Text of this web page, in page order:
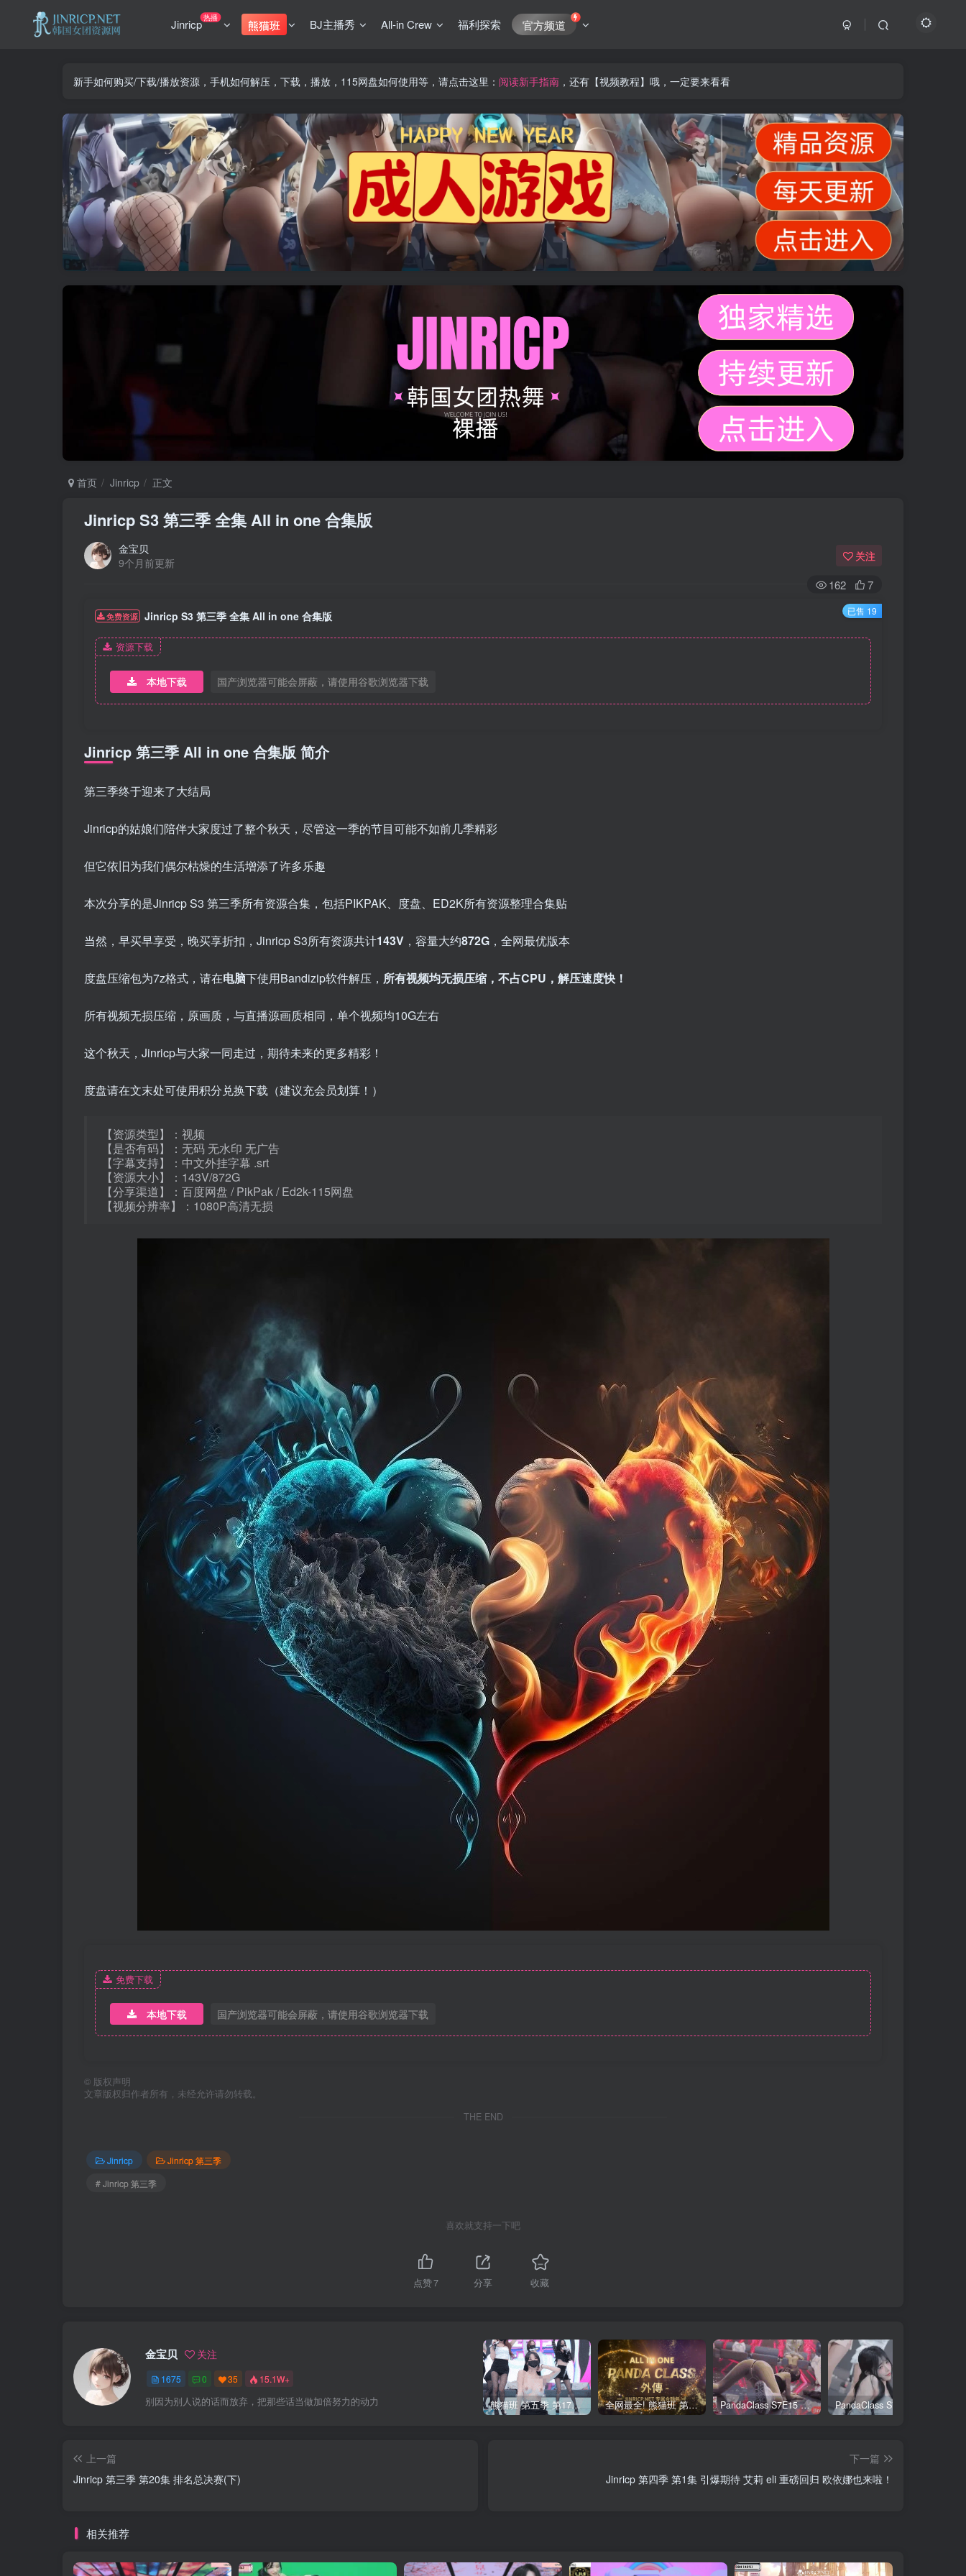
Jinricp热播
熊猫班 BJ主播秀 All-in Crew 福利探索 官方频道
新手如何购买/下载/播放资源，手机如何解压，下载，播放，115网盘如何使用等，请点击这里： 阅读新手指南 ，还有【视频教程】哦，一定要来看看
首页 Jinricp 正文
Jinricp S3 第三季 全集 All in one 合集版
金宝贝
9个月前更新
关注
162 7
已售 19
免费资源 Jinricp S3 第三季 全集 All in one 合集版
资源下载
本地下载 国产浏览器可能会屏蔽，请使用谷歌浏览器下载
Jinricp 第三季 All in one 合集版 简介
第三季终于迎来了大结局
Jinricp的姑娘们陪伴大家度过了整个秋天，尽管这一季的节目可能不如前几季精彩
但它依旧为我们偶尔枯燥的生活增添了许多乐趣
本次分享的是Jinricp S3 第三季所有资源合集，包括PIKPAK、度盘、ED2K所有资源整理合集贴
当然，早买早享受，晚买享折扣，Jinricp S3所有资源共计143V ，容量大约872G ，全网最优版本
度盘压缩包为7z格式，请在电脑下使用Bandizip软件解压， 所有视频均无损压缩，不占CPU，解压速度快！
所有视频无损压缩，原画质，与直播源画质相同，单个视频均10G左右
这个秋天，Jinricp与大家一同走过，期待未来的更多精彩！
度盘请在文末处可使用积分兑换下载（建议充会员划算！）
【资源类型】：视频
【是否有码】：无码 无水印 无广告
【字幕支持】：中文外挂字幕 .srt
【资源大小】：143V/872G
【分享渠道】：百度网盘 / PikPak / Ed2k-115网盘
【视频分辨率】：1080P高清无损
免费下载
本地下载 国产浏览器可能会屏蔽，请使用谷歌浏览器下载
© 版权声明
文章版权归作者所有，未经允许请勿转载。
THE END
Jinricp
Jinricp 第三季
# Jinricp 第三季
喜欢就支持一下吧
点赞7 分享 收藏
金宝贝 关注
1675 0 35 15.1W+
别因为别人说的话而放弃，把那些话当做加倍努力的动力 熊猫班 第五季 第17期 最终职级赛&完结 全网最全! 熊猫班 第6季 外传 SpinOff 全集 All in one 合集版 中英韩简繁字幕外挂版 PandaClass S7E15 熊猫班 第7季 第15期 俄罗斯轮盘 中英韩简繁字幕
上一篇
Jinricp 第三季 第20集 排名总决赛(下)
下一篇
Jinricp 第四季 第1集 引爆期待 艾莉 eli 重磅回归 欧依娜也来啦！
相关推荐